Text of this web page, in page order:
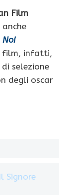
Film
Noi
film, infatti,
selezione
degli oscar
Signore